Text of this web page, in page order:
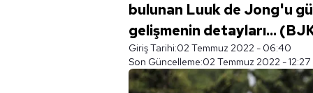
bulunan Luuk de Jong'u
gelişmenin detayları...
Giriş Tarihi:02 Temmuz 2022 - 06:40
Son Güncelleme:02 Temmuz 2022 - 12:27